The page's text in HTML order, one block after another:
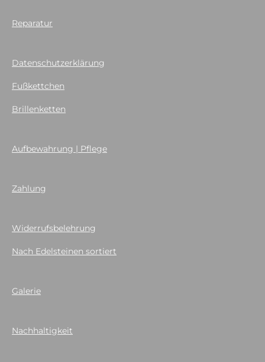
Reparatur
Datenschutzerklärung
Fußkettchen
Brillenketten
Aufbewahrung | Pflege
Zahlung
Widerrufsbelehrung
Nach Edelsteinen sortiert
Galerie
Nachhaltigkeit